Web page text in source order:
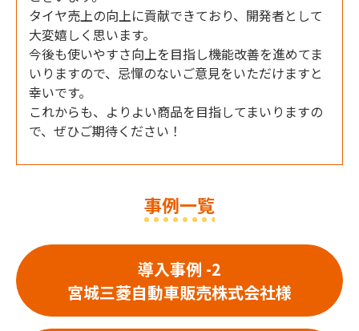
タイヤ売上の向上に貢献できており、開発者として
大変嬉しく思います。
今後も使いやすさ向上を目指し機能改善を進めてま
いりますので、忌憚のないご意見をいただけますと
幸いです。
これからも、よりよい商品を目指してまいりますの
で、ぜひご期待ください！
事例一覧
導入事例 -2
宮城三菱自動車販売株式会社様